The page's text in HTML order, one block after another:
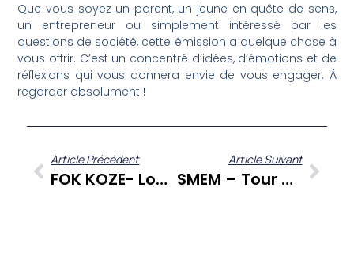
Que vous soyez un parent, un jeune en quête de sens,
un entrepreneur ou simplement intéressé par les
questions de société, cette émission a quelque chose à
vous offrir. C’est un concentré d’idées, d’émotions et de
réflexions qui vous donnera envie de vous engager. À
regarder absolument !
Article Précédent
FOK KOZE- Locataires, Propriétaires : Conflits De Logement, Jusqu’où Peut-On Aller?
Article Suivant
SMEM – Tour Des Yoles 2025 : Le SMEM Entre Énergie Et Patrimoine